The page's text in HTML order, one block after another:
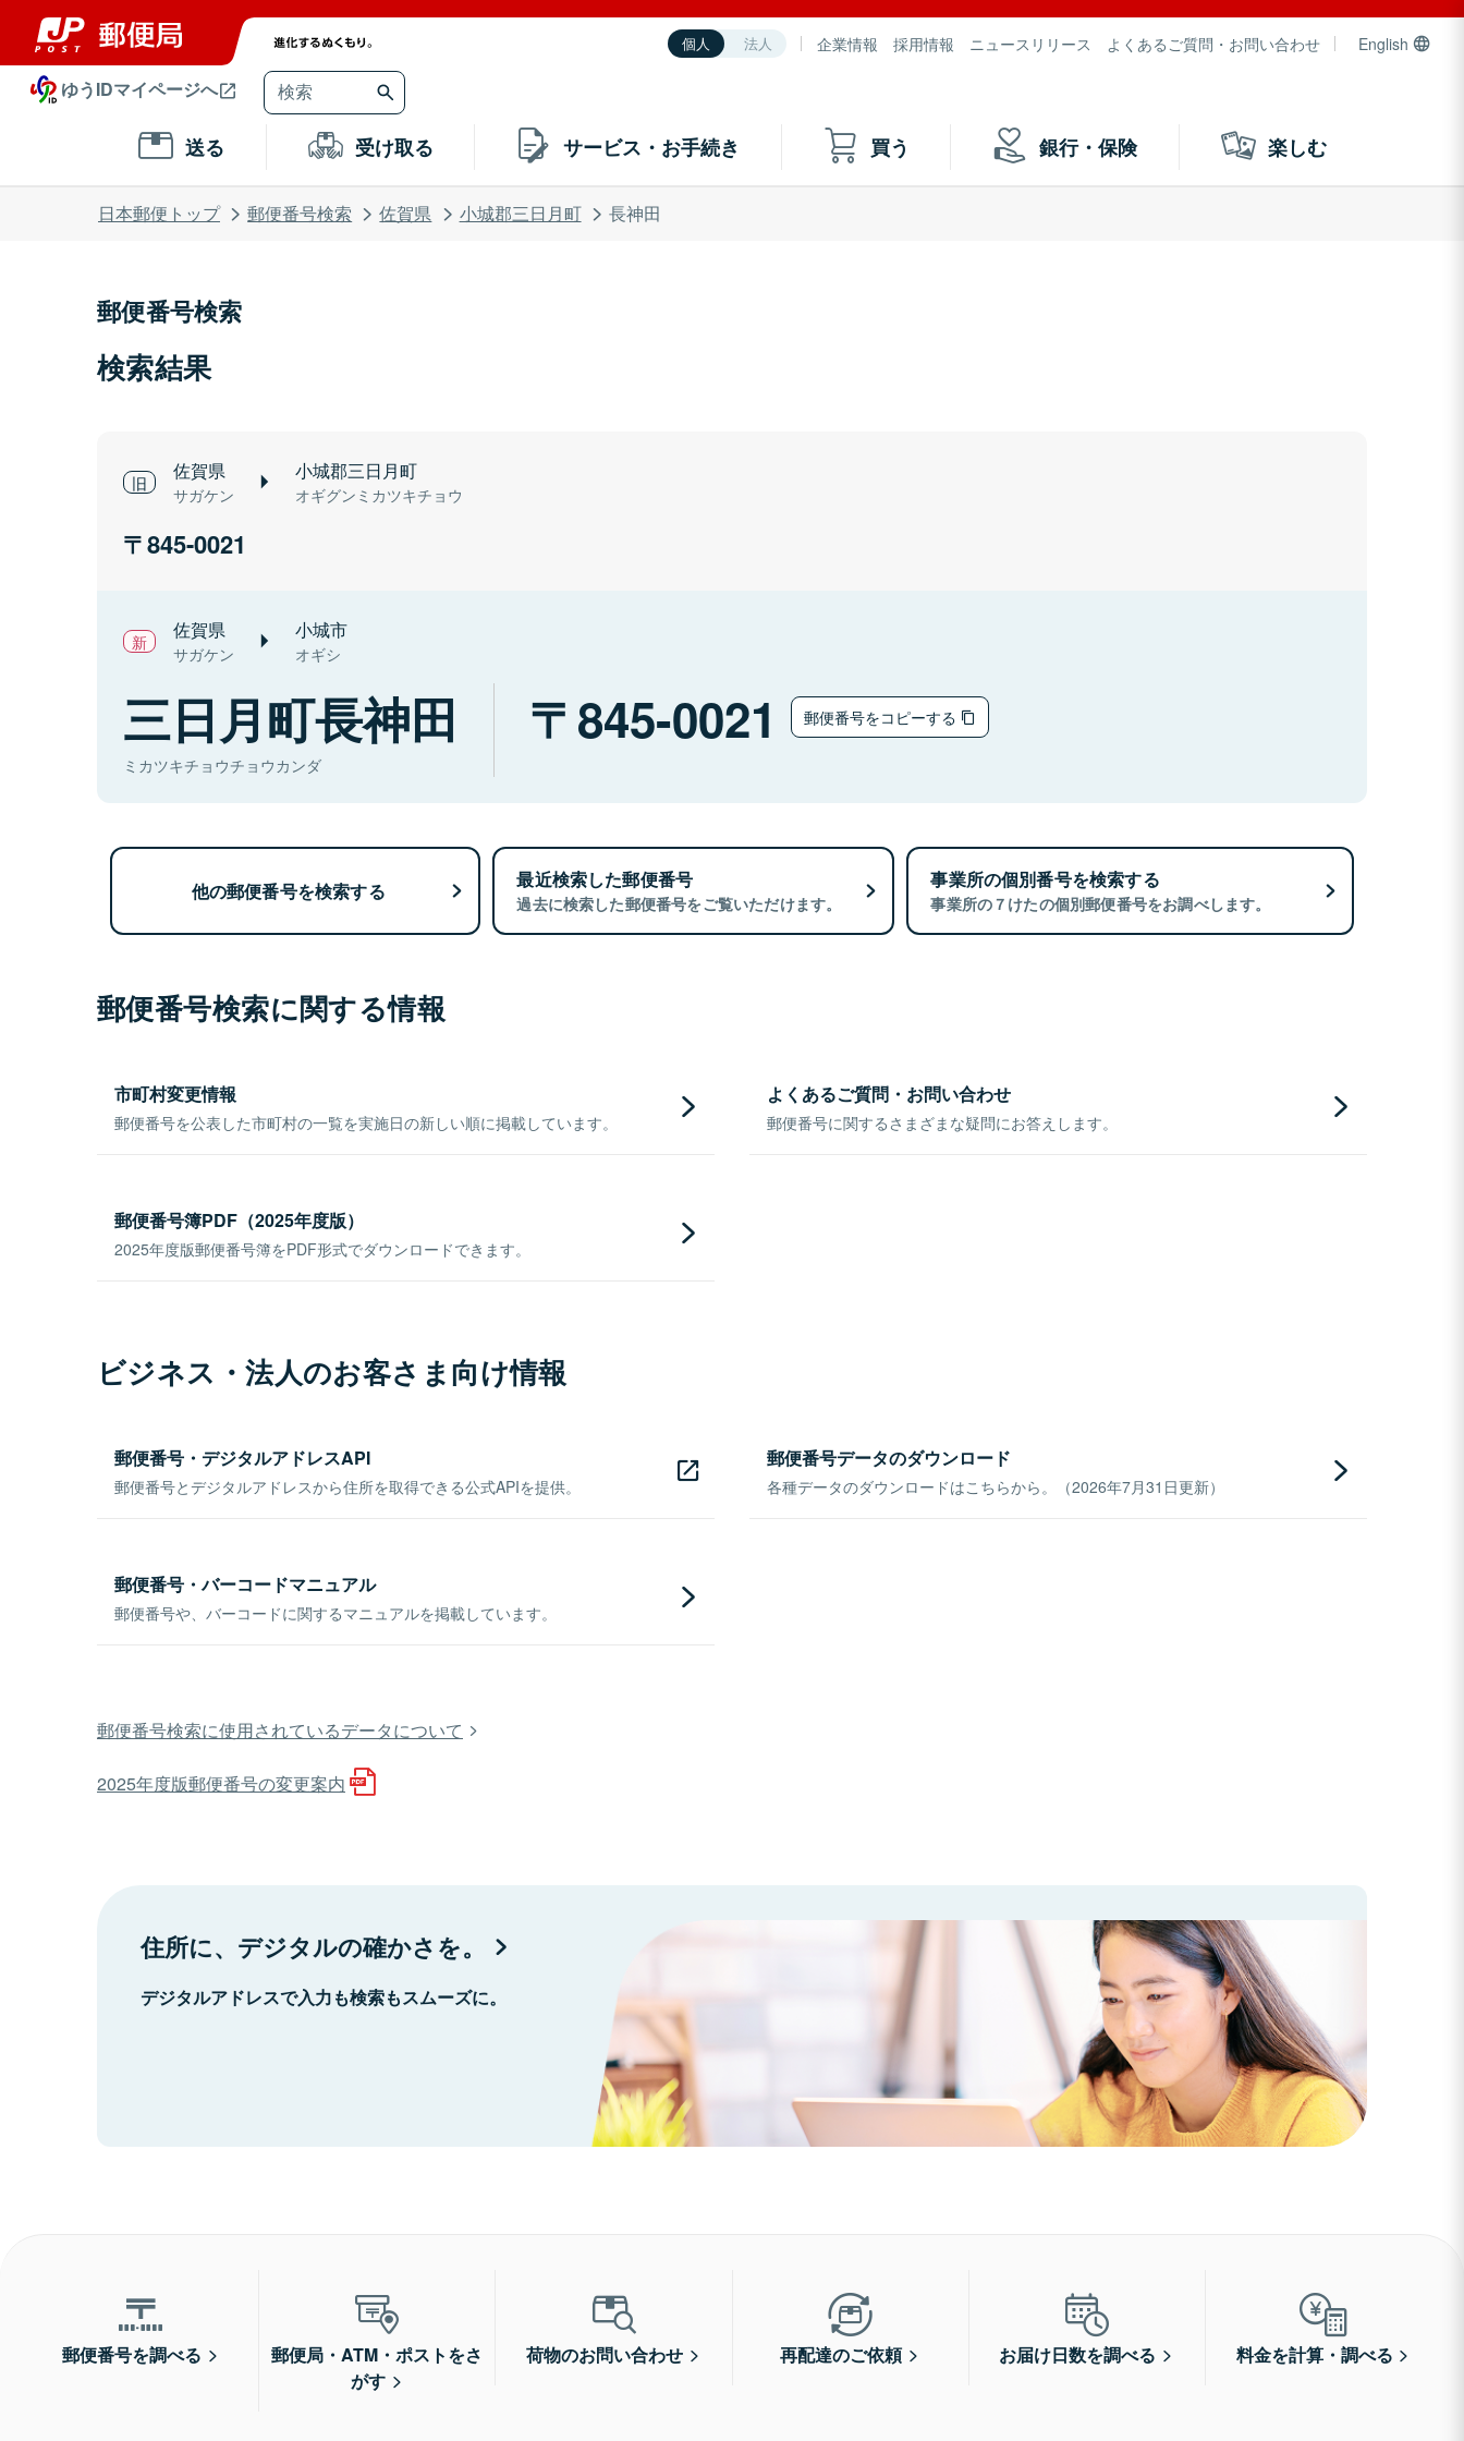
個人 法人 企業情報 採用情報 ニュースリリース よくあるご質問・お問い合わせ English
ゆうIDマイページへ
送る 受け取る サービス・お手続き 買う 銀行・保険 楽しむ
日本郵便トップ 郵便番号検索 佐賀県 小城郡三日月町 長神田
郵便番号検索
検索結果
佐賀県
サガケン
小城郡三日月町
オギグンミカツキチョウ
845-0021
佐賀県
サガケン
小城市
オギシ
三日月町長神田
ミカツキチョウチョウカンダ
845-0021 郵便番号をコピーする
他の郵便番号を検索する 最近検索した郵便番号
過去に検索した郵便番号をご覧いただけます。
事業所の個別番号を検索する
事業所の７けたの個別郵便番号をお調べします。
郵便番号検索に関する情報
市町村変更情報
郵便番号を公表した市町村の一覧を実施日の新しい順に掲載しています。
よくあるご質問・お問い合わせ
郵便番号に関するさまざまな疑問にお答えします。
郵便番号簿PDF（2025年度版）
2025年度版郵便番号簿をPDF形式でダウンロードできます。
ビジネス・法人のお客さま向け情報
郵便番号・デジタルアドレスAPI
郵便番号とデジタルアドレスから住所を取得できる公式APIを提供。
郵便番号データのダウンロード
各種データのダウンロードはこちらから。（2026年7月31日更新）
郵便番号・バーコードマニュアル
郵便番号や、バーコードに関するマニュアルを掲載しています。
郵便番号検索に使用されているデータについて
2025年度版郵便番号の変更案内
住所に、デジタルの確かさを。
デジタルアドレスで入力も検索もスムーズに。
郵便番号を調べる
郵便局・ATM・ポストをさ
がす
荷物のお問い合わせ 再配達のご依頼 お届け日数を調べる 料金を計算・調べる